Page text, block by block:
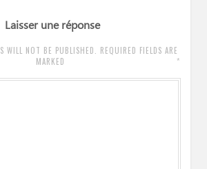
Laisser une réponse
WILL NOT BE PUBLISHED. REQUIRED FIELDS ARE
MARKED
*